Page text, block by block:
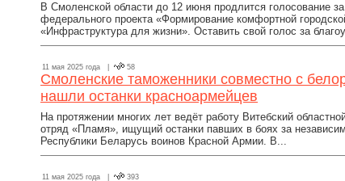
В Смоленской области до 12 июня продлится голосование
федерального проекта «Формирование комфортной
«Инфраструктура для жизни». Оставить свой голос за
11 мая 2025 года | 58
Смоленские таможенники совместно с
нашли останки красноармейцев
На протяжении многих лет ведёт работу Витебский
отряд «Пламя», ищущий останки павших в боях за
Республики Беларусь воинов Красной Армии. В...
11 мая 2025 года | 393